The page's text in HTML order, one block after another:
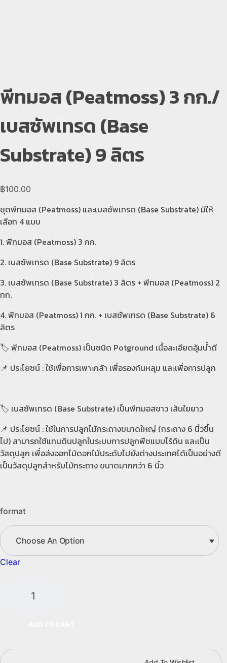
พีทมอส (Peatmoss) 3 กก./
เบสซัพเทรด (Base
Substrate) 9 ลิตร
฿100.00
ชุดพีทมอส (Peatmoss) และเบสซัพเทรด (Base Substrate) มีให้
เลือก 4 แบบ
พีทมอส (Peatmoss) 3 กก.
เบสซัพเทรด (Base Substrate) 9 ลิตร
เบสซัพเทรด (Base Substrate) 3 ลิตร + พีทมอส (Peatmoss) 2
กก.
พีทมอส (Peatmoss) 1 กก. + เบสซัพเทรด (Base Substrate) 6
ลิตร
🏷️ พีทมอส (Peatmoss) เป็นชนิด Potground เนื้อละเอียดอุ้มน้ำดี
📌 ประโยชน์ : ใช้เพื่อการเพาะกล้า เพื่อรองก้นหลุม และเพื่อการปลูก
🏷️ เบสซัพเทรด (Base Substrate) เป็นพีทมอสขาว เส้นใยยาว
📌 ประโยชน์ : ใช้ในการปลูกไม้กระถางขนาดใหญ่ (กระถาง 6 นิ้วขึ้น
ไป) สามารถใช้แทนดินปลูกในระบบการปลูกพืชแบบไร้ดิน และเป็น
วัสดุปลูก เพื่อส่งออกไม้ดอกไม้ประดับไปยังต่างประเทศได้เป็นอย่างดี
เป็นวัสดุปลูกสำหรับไม้กระถาง ขนาดมากกว่า 6 นิ้ว
format
Clear
เบส
ซัพ